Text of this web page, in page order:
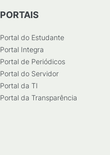
PORTAIS
Portal do Estudante
Portal Integra
Portal de Periódicos
Portal do Servidor
Portal da TI
Portal da Transparência